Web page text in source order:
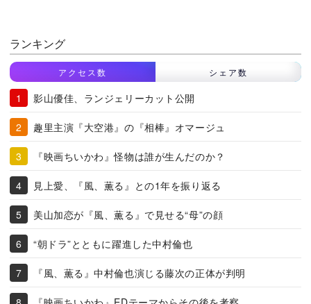
ランキング
アクセス数 シェア数
影山優佳、ランジェリーカット公開
趣里主演『大空港』の『相棒』オマージュ
『映画ちいかわ』怪物は誰が生んだのか？
見上愛、『風、薫る』との1年を振り返る
美山加恋が『風、薫る』で見せる“母”の顔
“朝ドラ”とともに躍進した中村倫也
『風、薫る』中村倫也演じる藤次の正体が判明